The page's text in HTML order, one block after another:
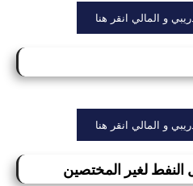
و المالي انقر هنا
و المالي انقر هنا
النفط لغير المختصين